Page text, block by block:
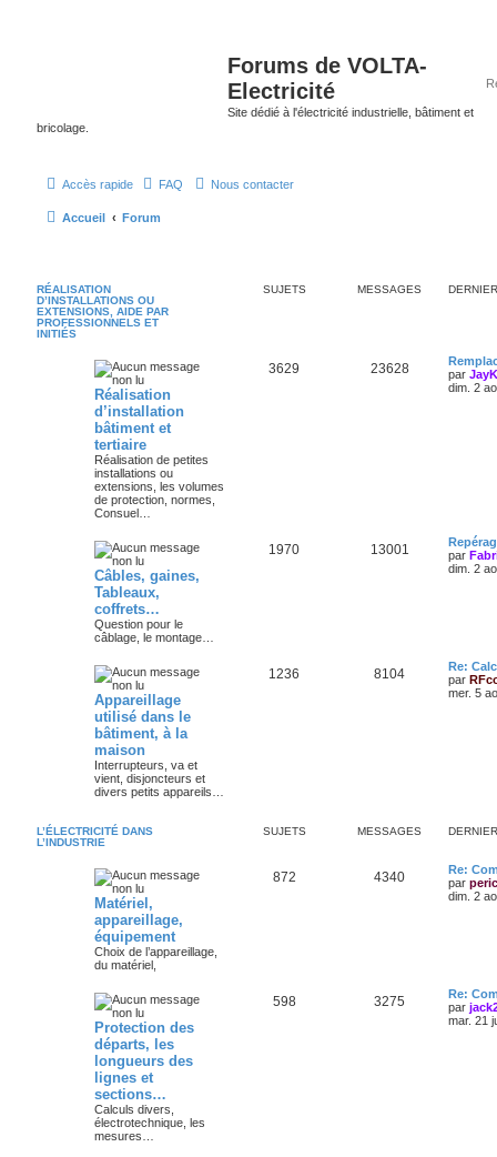
Forums de VOLTA-
Electricité
Site dédié à l'électricité industrielle, bâtiment et
bricolage.
Accès rapide FAQ Nous contacter
Accueil Forum
RÉALISATION
D’INSTALLATIONS OU
EXTENSIONS, AIDE PAR
PROFESSIONNELS ET
INITIÉS
SUJETS MESSAGES
Réalisation
d’installation
bâtiment et
tertiaire
Réalisation de petites
installations ou
extensions, les volumes
de protection, normes,
Consuel…
3629 23628
par
dim. 2
Câbles, gaines,
Tableaux,
coffrets…
Question pour le
câblage, le montage…
1970 13001
par
dim. 2
Appareillage
utilisé dans le
bâtiment, à la
maison
Interrupteurs, va et
vient, disjoncteurs et
divers petits appareils…
1236 8104
Re:
par
mer. 5
L’ÉLECTRICITÉ DANS
L’INDUSTRIE
SUJETS MESSAGES
Matériel,
appareillage,
équipement
Choix de l’appareillage,
du matériel,
872 4340
Re:
par
dim. 2
Protection des
départs, les
longueurs des
lignes et
sections…
Calculs divers,
électrotechnique, les
mesures…
598 3275
Re:
par
mar. 21